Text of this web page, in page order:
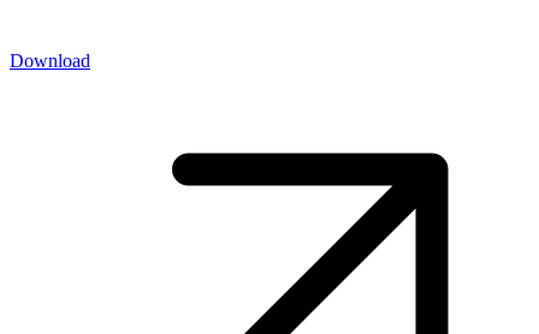
Download